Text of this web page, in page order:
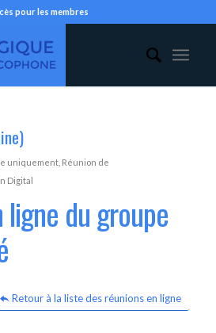
pour les membres
uniquement, Réunion de
Digital
ligne du groupe
Retour à la liste des réunions en ligne